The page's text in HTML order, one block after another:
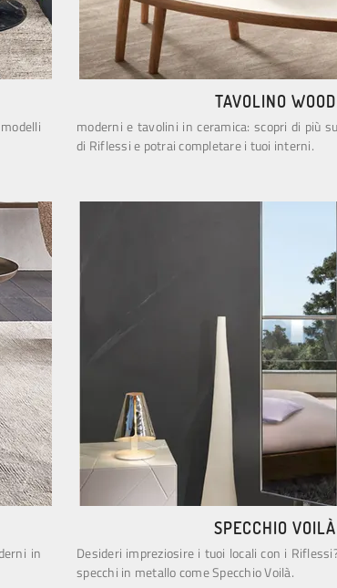
TAVOLINO WOOD
moderni e tavolini in ceramica: scopri di più
di Riflessi e potrai completare i tuoi interni.
in
SPECCHIO VOILÀ
Desideri impreziosire i tuoi locali con i
specchi in metallo come Specchio Voilà.